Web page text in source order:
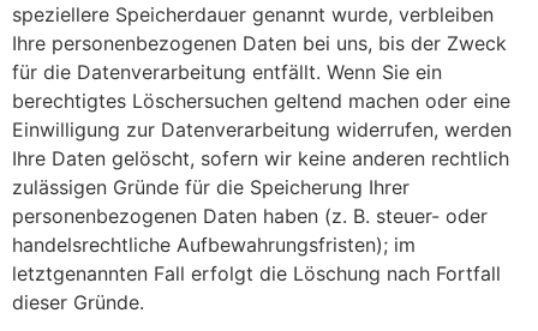
speziellere Speicherdauer genannt wurde, verbleiben
Ihre personenbezogenen Daten bei uns, bis der Zweck
für die Datenverarbeitung entfällt. Wenn Sie ein
berechtigtes Löschersuchen geltend machen oder eine
Einwilligung zur Datenverarbeitung widerrufen, werden
Ihre Daten gelöscht, sofern wir keine anderen rechtlich
zulässigen Gründe für die Speicherung Ihrer
personenbezogenen Daten haben (z. B. steuer- oder
handelsrechtliche Aufbewahrungsfristen); im
letztgenannten Fall erfolgt die Löschung nach Fortfall
dieser Gründe.